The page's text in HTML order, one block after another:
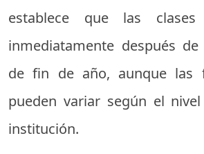
establece que las
inmediatamente después de
de fin de año, aunque las
pueden variar según el
institución.